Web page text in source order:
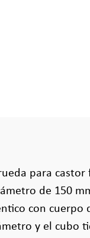
para
de 150
con cuerpo
y el cubo